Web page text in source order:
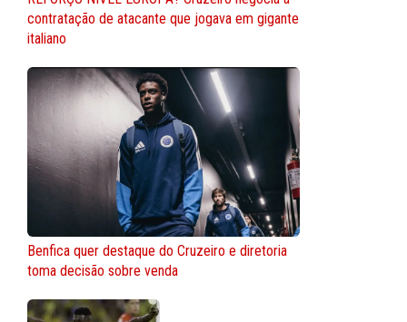
contratação de atacante que jogava em gigante
italiano
Benfica quer destaque do Cruzeiro e diretoria
toma decisão sobre venda